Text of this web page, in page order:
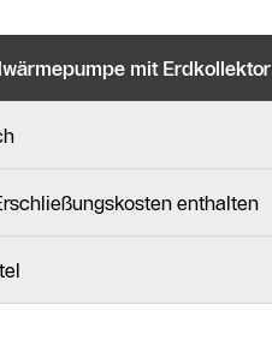
mit Erdkollektor
enthalten